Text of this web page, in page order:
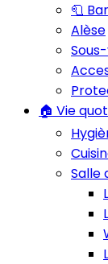
🧻
Alèse
🏠 Vie
Salle